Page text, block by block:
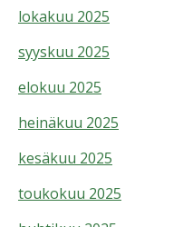
lokakuu 2025
syyskuu 2025
elokuu 2025
heinäkuu 2025
kesäkuu 2025
toukokuu 2025